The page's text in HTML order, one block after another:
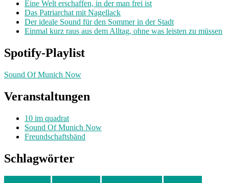
Eine Welt erschaffen, in der man frei ist
Das Patriarchat mit Nagellack
Der ideale Sound für den Sommer in der Stadt
Einmal kurz raus aus dem Alltag, ohne was leisten zu müssen
Spotify-Playlist
Sound Of Munich Now
Veranstaltungen
10 im quadrat
Sound Of Munich Now
Freundschaftsbänd
Schlagwörter